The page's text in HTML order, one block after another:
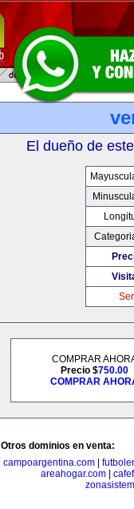
El dueño de
COMPRAR
Precio $750.00
COMPRAR
Otros dominios en venta:
campoargentina.com|
areahogar.com|